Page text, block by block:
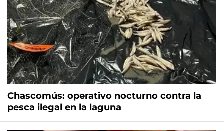
Chascomús: operativo nocturno contra la
pesca ilegal en la laguna